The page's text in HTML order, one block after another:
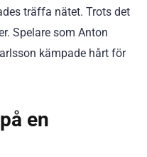
träffa nätet. Trots det
Spelare som Anton
kämpade hårt för
en